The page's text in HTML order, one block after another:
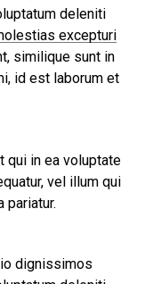
deleniti
excepturi
similique sunt in
id est laborum et
qui in ea voluptate
vel illum qui
pariatur.
dignissimos